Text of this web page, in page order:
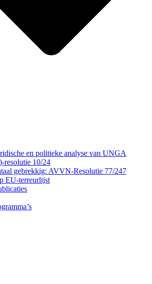
en politieke analyse van UNGA
10/24
gebrekkig: AVVN-Resolutie 77/247
EU-terreurlijst